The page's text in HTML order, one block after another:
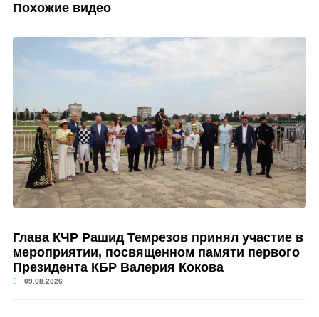
Похожие видео
Глава КЧР Рашид Темрезов принял участие в
мероприятии, посвященном памяти первого
Президента КБР Валерия Кокова
09.08.2026